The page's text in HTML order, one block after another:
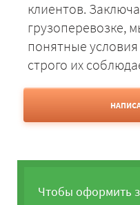
клиентов.
грузоперевозке,
понятные
строго их
Чтобы оформить